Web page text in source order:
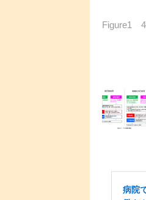
Figure1 4
病院